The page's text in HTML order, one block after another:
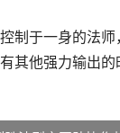
制于一身的法
其他强力输出的